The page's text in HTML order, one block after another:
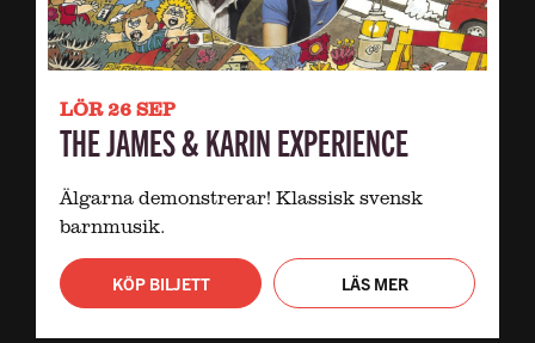
LÖR 26 SEP
THE JAMES & KARIN EXPERIENCE
Älgarna demonstrerar! Klassisk svensk
barnmusik.
KÖP BILJETT LÄS MER